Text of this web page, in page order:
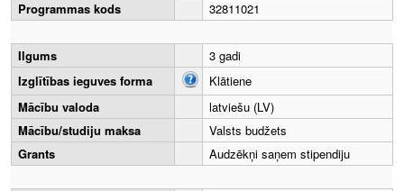
Programmas kods
32811021
Ilgums
3 gadi
Izglītības ieguves forma
Klātiene
Mācību valoda
latviešu (LV)
Mācību/studiju maksa
Valsts budžets
Grants
Audzēkņi saņem stipendiju